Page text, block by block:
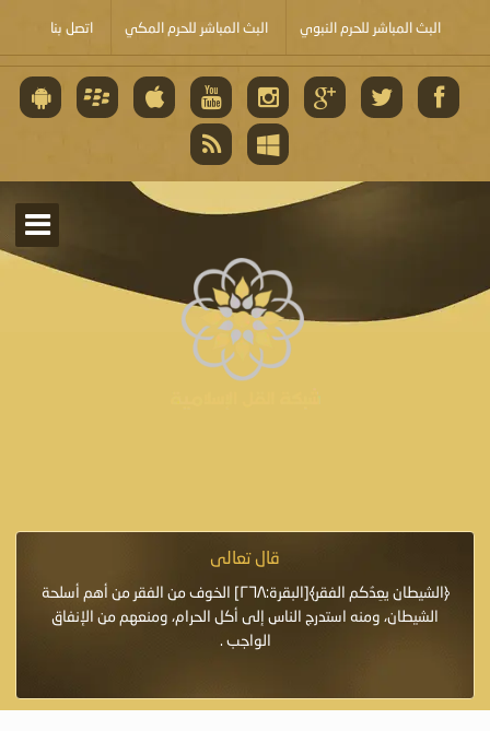
البث المباشر للحرم النبوي البث المباشر للحرم المكي اتصل بنا
قال تعالى
﴿الشيطان يعِدُكم الفقر﴾[البقرة:٢٦٨] الخوف من الفقر من أهم أسلحة
الشيطان، ومنه استدرج الناس إلى أكل الحرام، ومنعهم من الإنفاق
الواجب .